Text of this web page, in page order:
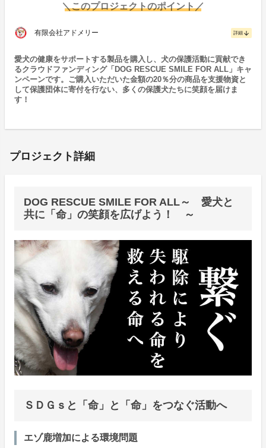
＼このプロジェクトのポイント／
有限会社アドメリー 詳細 arrow_downward
愛犬の健康をサポートする製品を購入し、犬の保護活動に貢献でき
るクラウドファンディング「DOG RESCUE SMILE FOR ALL」キャ
ンペーンです。ご購入いただいた金額の20％分の商品を支援物資と
して保護団体に寄付を行ない、多くの保護犬たちに笑顔を届けま
す！
プロジェクト詳細
DOG RESCUE SMILE FOR ALL～ 愛犬と
共に「命」の笑顔を広げよう！ ～
ＳＤＧｓと「命」と「命」をつなぐ活動へ
エゾ鹿増加による環境問題